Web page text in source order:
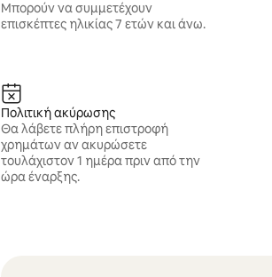
Μπορούν να συμμετέχουν
επισκέπτες ηλικίας 7 ετών και άνω.
Πολιτική ακύρωσης
Θα λάβετε πλήρη επιστροφή
χρημάτων αν ακυρώσετε
τουλάχιστον 1 ημέρα πριν από την
ώρα έναρξης.